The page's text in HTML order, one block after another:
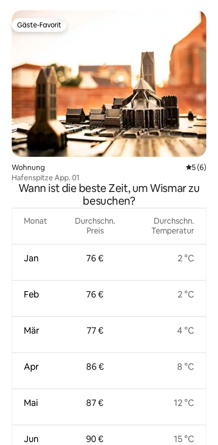
Gäste-Favorit
Gäste-Favorit
Wohnung
5 (6)
Hafenspitze App. 01
Wann ist die beste Zeit, um Wismar zu
besuchen?
Monat
Jan
Feb
Mär
Apr
Mai
Jun
Durchschn.
Preis
76 €
76 €
77 €
86 €
87 €
90 €
Durchschn.
Temperatur
2 °C
2 °C
4 °C
8 °C
12 °C
15 °C